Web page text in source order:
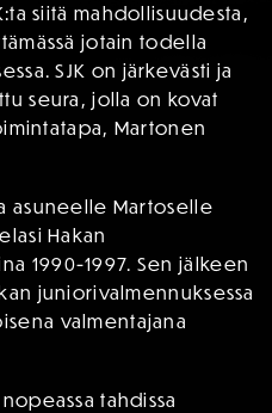
siitä mahdollisuudesta,
jotain todella
SJK on järkevästi ja
seura, jolla on kovat
Martonen
asuneelle Martoselle
Hakan
1990-1997. Sen jälkeen
juniorivalmennuksessa
valmentajana
tahdissa